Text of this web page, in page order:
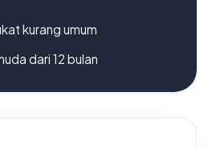
kurang umum
dari 12 bulan